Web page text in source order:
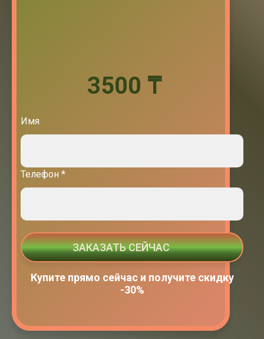
Имя
Телефон *
ЗАКАЗАТЬ СЕЙЧАС
Купите прямо сейчас и получите скидку
-30%
3500 ₸